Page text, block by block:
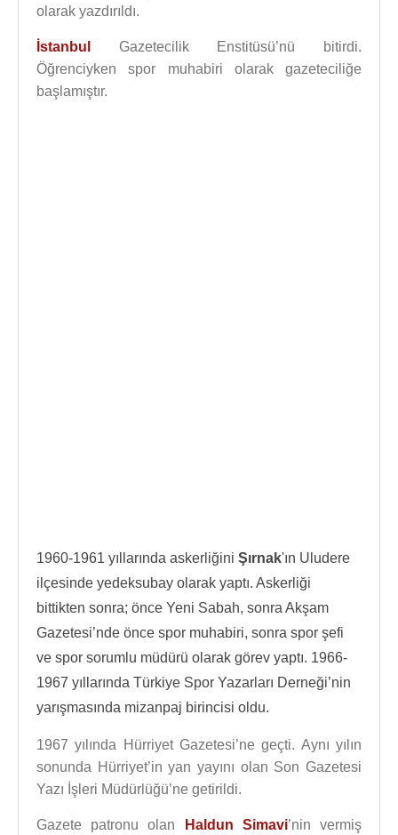
olarak yazdırıldı.
İstanbul
Gazetecilik Enstitüsü’nü bitirdi.
Öğrenciyken spor muhabiri olarak gazeteciliğe
başlamıştır.
1960-1961 yıllarında askerliğini Şırnak'ın Uludere
ilçesinde yedeksubay olarak yaptı. Askerliği
bittikten sonra; önce Yeni Sabah, sonra Akşam
Gazetesi’nde önce spor muhabiri, sonra spor şefi
ve spor sorumlu müdürü olarak görev yaptı. 1966-
1967 yıllarında Türkiye Spor Yazarları Derneği’nin
yarışmasında mizanpaj birincisi oldu.
1967 yılında Hürriyet Gazetesi’ne geçti. Aynı yılın
sonunda Hürriyet’in yan yayını olan Son Gazetesi
Yazı İşleri Müdürlüğü’ne getirildi.
Gazete patronu olan Haldun Simavi’nin vermiş